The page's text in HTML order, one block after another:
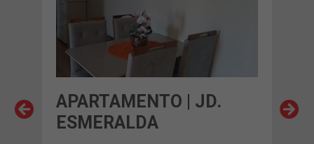
APARTAMENTO | JD.
ESMERALDA